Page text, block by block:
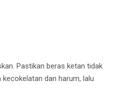
Pastikan beras ketan tidak
dan harum, lalu